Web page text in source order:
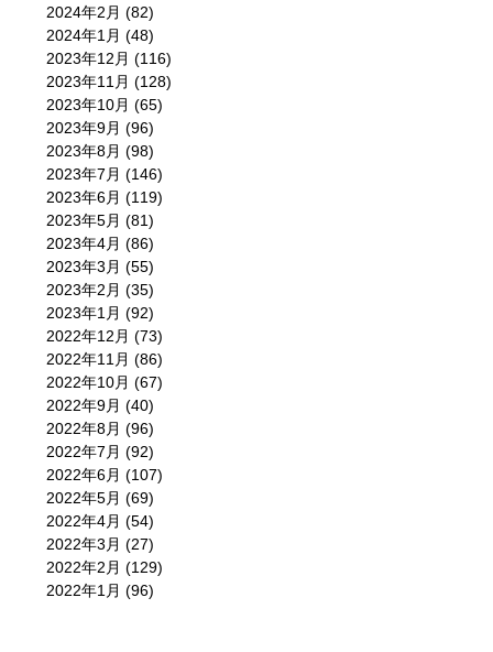
2024年2月 (82)
2024年1月 (48)
2023年12月 (116)
2023年11月 (128)
2023年10月 (65)
2023年9月 (96)
2023年8月 (98)
2023年7月 (146)
2023年6月 (119)
2023年5月 (81)
2023年4月 (86)
2023年3月 (55)
2023年2月 (35)
2023年1月 (92)
2022年12月 (73)
2022年11月 (86)
2022年10月 (67)
2022年9月 (40)
2022年8月 (96)
2022年7月 (92)
2022年6月 (107)
2022年5月 (69)
2022年4月 (54)
2022年3月 (27)
2022年2月 (129)
2022年1月 (96)